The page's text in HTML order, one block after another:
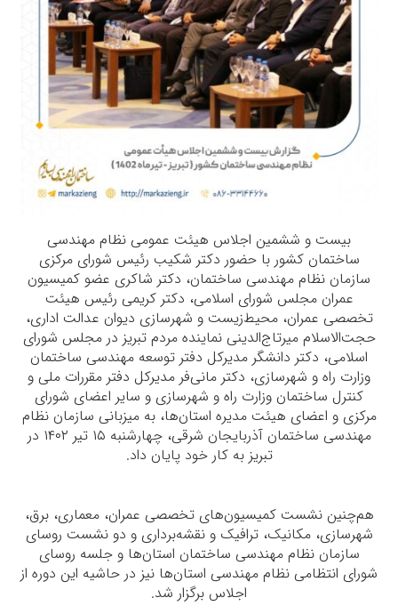
بیست ‌و ششمین اجلاس هیئت عمومی نظام مهندسی
ساختمان کشور با حضور دکتر شکیب رئیس شورای مرکزی
سازمان نظام مهندسی ساختمان، دکتر شاکری عضو کمیسیون
عمران مجلس شورای اسلامی، دکتر کریمی رئیس هیئت
تخصصی عمران، محیط‌زیست و شهرسازی دیوان عدالت اداری،
حجت‌الاسلام میرتاج‌الدینی نماینده مردم تبریز در مجلس شورای
اسلامی، دکتر دانشگر مدیرکل دفتر توسعه مهندسی ساختمان
وزارت راه و شهرسازی، دکتر مانی‌فر مدیرکل دفتر مقررات ملی و
کنترل ساختمان وزارت راه و شهرسازی و سایر اعضای شورای
مرکزی و اعضای هیئت مدیر‌ه استان‌ها، به میزبانی سازمان نظام
مهندسی ساختمان آذربایجان شرقی، چهارشنبه ۱۵ تیر ۱۴۰۲ در
تبریز به کار خود پایان داد.
هم‌چنین نشست کمیسیون‌های تخصصی عمران، معماری، برق،
شهرسازی، مکانیک، ترافیک و نقشه‌برداری و دو نشست روسای
سازمان نظام مهندسی ساختمان استان‌ها و جلسه روسای
شورای انتظامی نظام مهندسی استان‌ها نیز در حاشیه این دوره از
اجلاس برگزار شد.